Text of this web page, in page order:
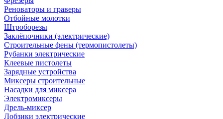
Реноваторы и граверы
Отбойные молотки
Штроборезы
Заклёпочники (электрические)
Строительные фены (термопистолеты)
Рубанки электрические
Клеевые пистолеты
Зарядные устройства
Миксеры строительные
Насадки для миксера
Электромиксеры
Дрель-миксер
Лобзики электрические